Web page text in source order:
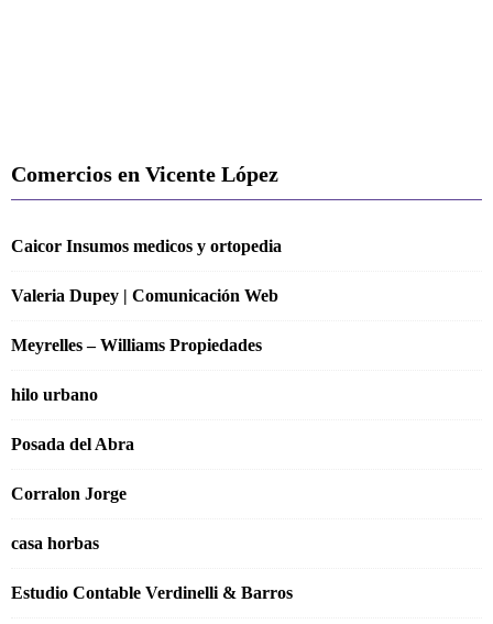
Comercios en Vicente López
Caicor Insumos medicos y ortopedia
Valeria Dupey | Comunicación Web
Meyrelles – Williams Propiedades
hilo urbano
Posada del Abra
Corralon Jorge
casa horbas
Estudio Contable Verdinelli & Barros